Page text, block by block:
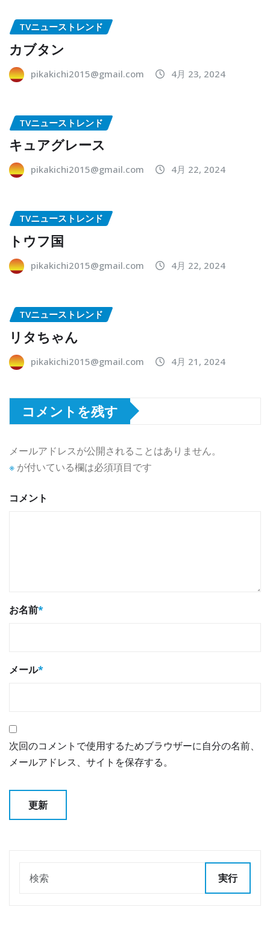
TVニューストレンド
カブタン
pikakichi2015@gmail.com 4月 23, 2024
TVニューストレンド
キュアグレース
pikakichi2015@gmail.com 4月 22, 2024
TVニューストレンド
トウフ国
pikakichi2015@gmail.com 4月 22, 2024
TVニューストレンド
リタちゃん
pikakichi2015@gmail.com 4月 21, 2024
コメントを残す
メールアドレスが公開されることはありません。
※ が付いている欄は必須項目です
コメント
お名前*
メール*
次回のコメントで使用するためブラウザーに自分の名前、
メールアドレス、サイトを保存する。
実行